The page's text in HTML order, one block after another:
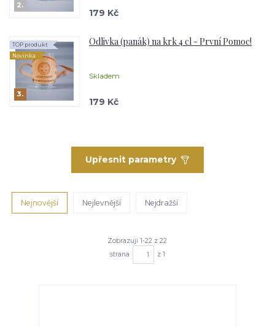
2.
179 Kč
3.
Odlivka (panák) na krk 4 cl - První Pomoc!
Skladem
TOP produkt
Novinka
179 Kč
Upřesnit parametry
Nejnovější Nejlevnější Nejdražší
Zobrazuji 1-22 z 22
strana
z 1